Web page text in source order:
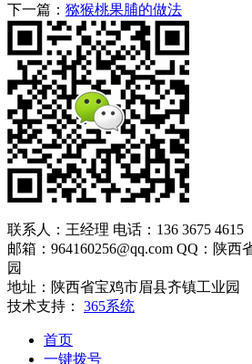
下一篇： 猕猴桃果脯的做法
联系人：王经理 电话：136 3675 4615
邮箱：964160256@qq.com QQ：陕
园
地址：陕西省宝鸡市眉县齐镇工业园
技术支持： 365系统
首页
一键拨号